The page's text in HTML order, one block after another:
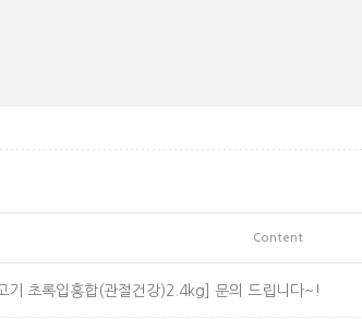
Content
기 초록입홍합(관절건강)2.4kg] 문의 드립니다~!